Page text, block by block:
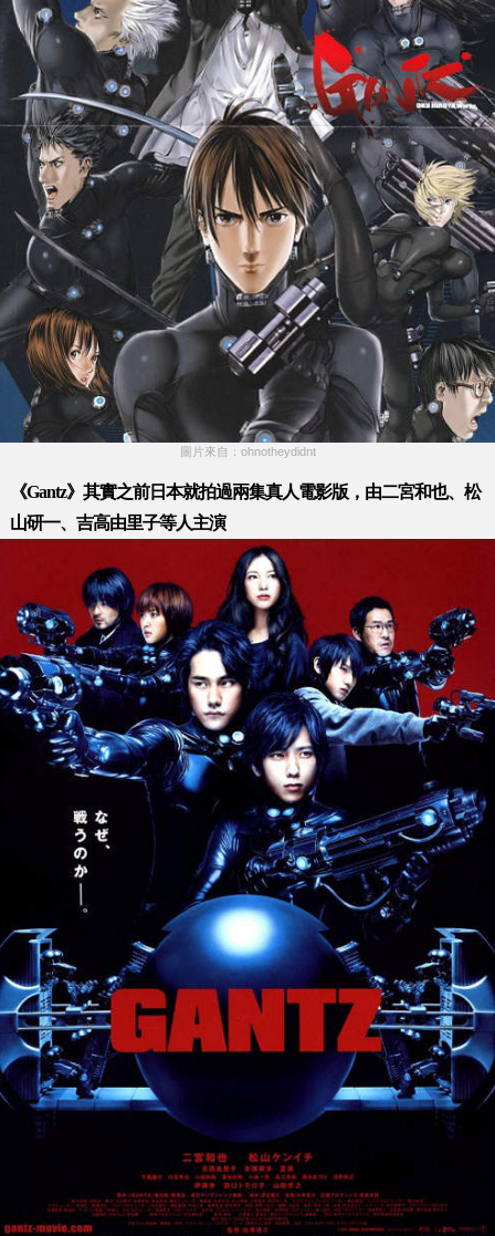
圖片來自：ohnotheydidnt
《Gantz》其實之前日本就拍過兩集真人電影版，由二宮和也、松
山研一、吉高由里子等人主演